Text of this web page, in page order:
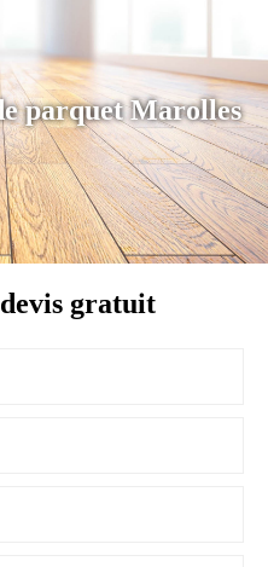
parquet Marolles
gratuit